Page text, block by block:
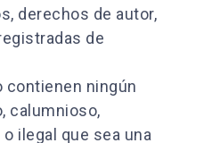
derechos de autor,
de
contienen ningún
calumnioso,
ilegal que sea una